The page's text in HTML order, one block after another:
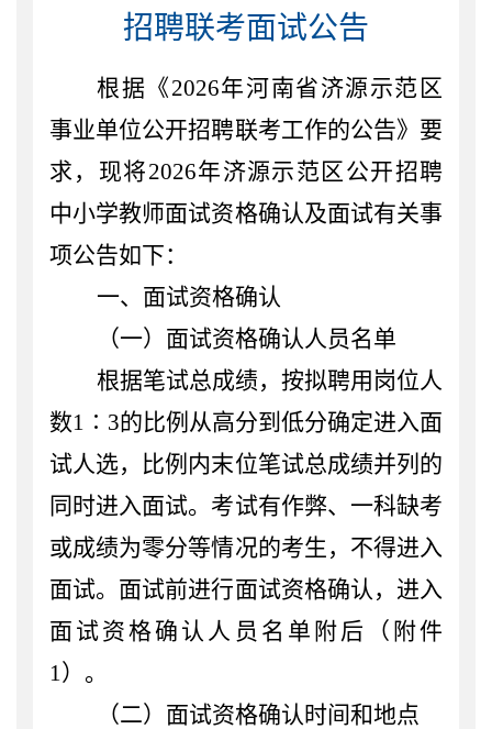
招聘联考面试公告
根据《2026年河南省济源示范区
事业单位公开招聘联考工作的公告》要
求，现将2026年济源示范区公开招聘
中小学教师面试资格确认及面试有关事
项公告如下：
一、 面试资格确认
（一）面试资格确认人员名单
根据笔试总成绩，按拟聘用岗位人
数1 ∶ 3的比例从高分到低分确定进入面
试人选，比例内末位笔试总成绩并列的
同时进入面试。考试有作弊、一科缺考
或成绩为零分等情况的考生，不得进入
面试。面试前进行面试资格确认，进入
面试资格确认人员名单 附后（附件
1）。
（二）面试资格确认 时间和地点